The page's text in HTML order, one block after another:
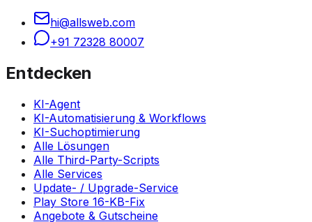
hi@allsweb.com
+91 72328 80007
Entdecken
KI-Agent
KI-Automatisierung & Workflows
KI-Suchoptimierung
Alle Lösungen
Alle Third-Party-Scripts
Alle Services
Update- / Upgrade-Service
Play Store 16-KB-Fix
Angebote & Gutscheine